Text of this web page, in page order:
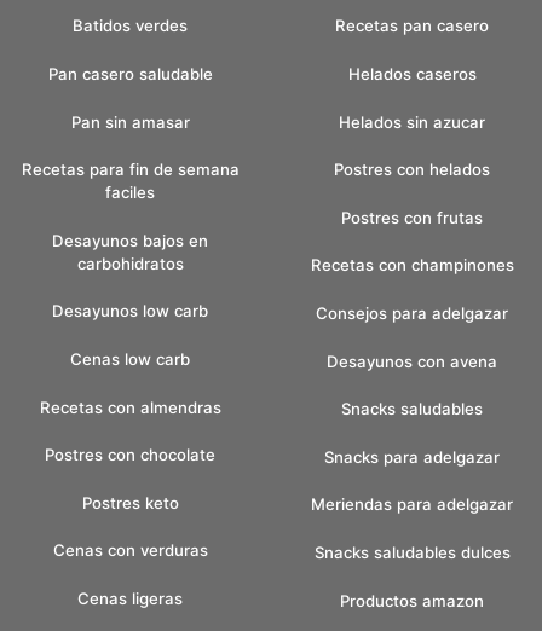
Batidos verdes Recetas pan casero
Pan casero saludable
Pan sin amasar
Recetas para fin de semana
faciles
Desayunos bajos en
carbohidratos
Desayunos low carb
Cenas low carb
Recetas con almendras
Postres con chocolate
Postres keto
Cenas con verduras
Cenas ligeras
Helados caseros
Helados sin azucar
Postres con helados
Postres con frutas
Recetas con champinones
Consejos para adelgazar
Desayunos con avena
Snacks saludables
Snacks para adelgazar
Meriendas para adelgazar
Snacks saludables dulces
Productos amazon